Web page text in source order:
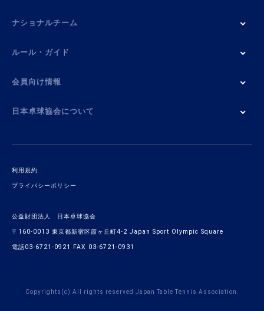
ナショナルチーム
ルール・ガイド
会員向け情報
日本卓球協会について
利用規約
プライバシーポリシー
公益財団法人 日本卓球協会
〒160-0013 東京都新宿区霞ヶ丘町4-2 Japan Sport Olympic Square
電話03-6721-0921 FAX 03-6721-0931
Copyrights(c) All rights reserved Japan Table Tennis Association.